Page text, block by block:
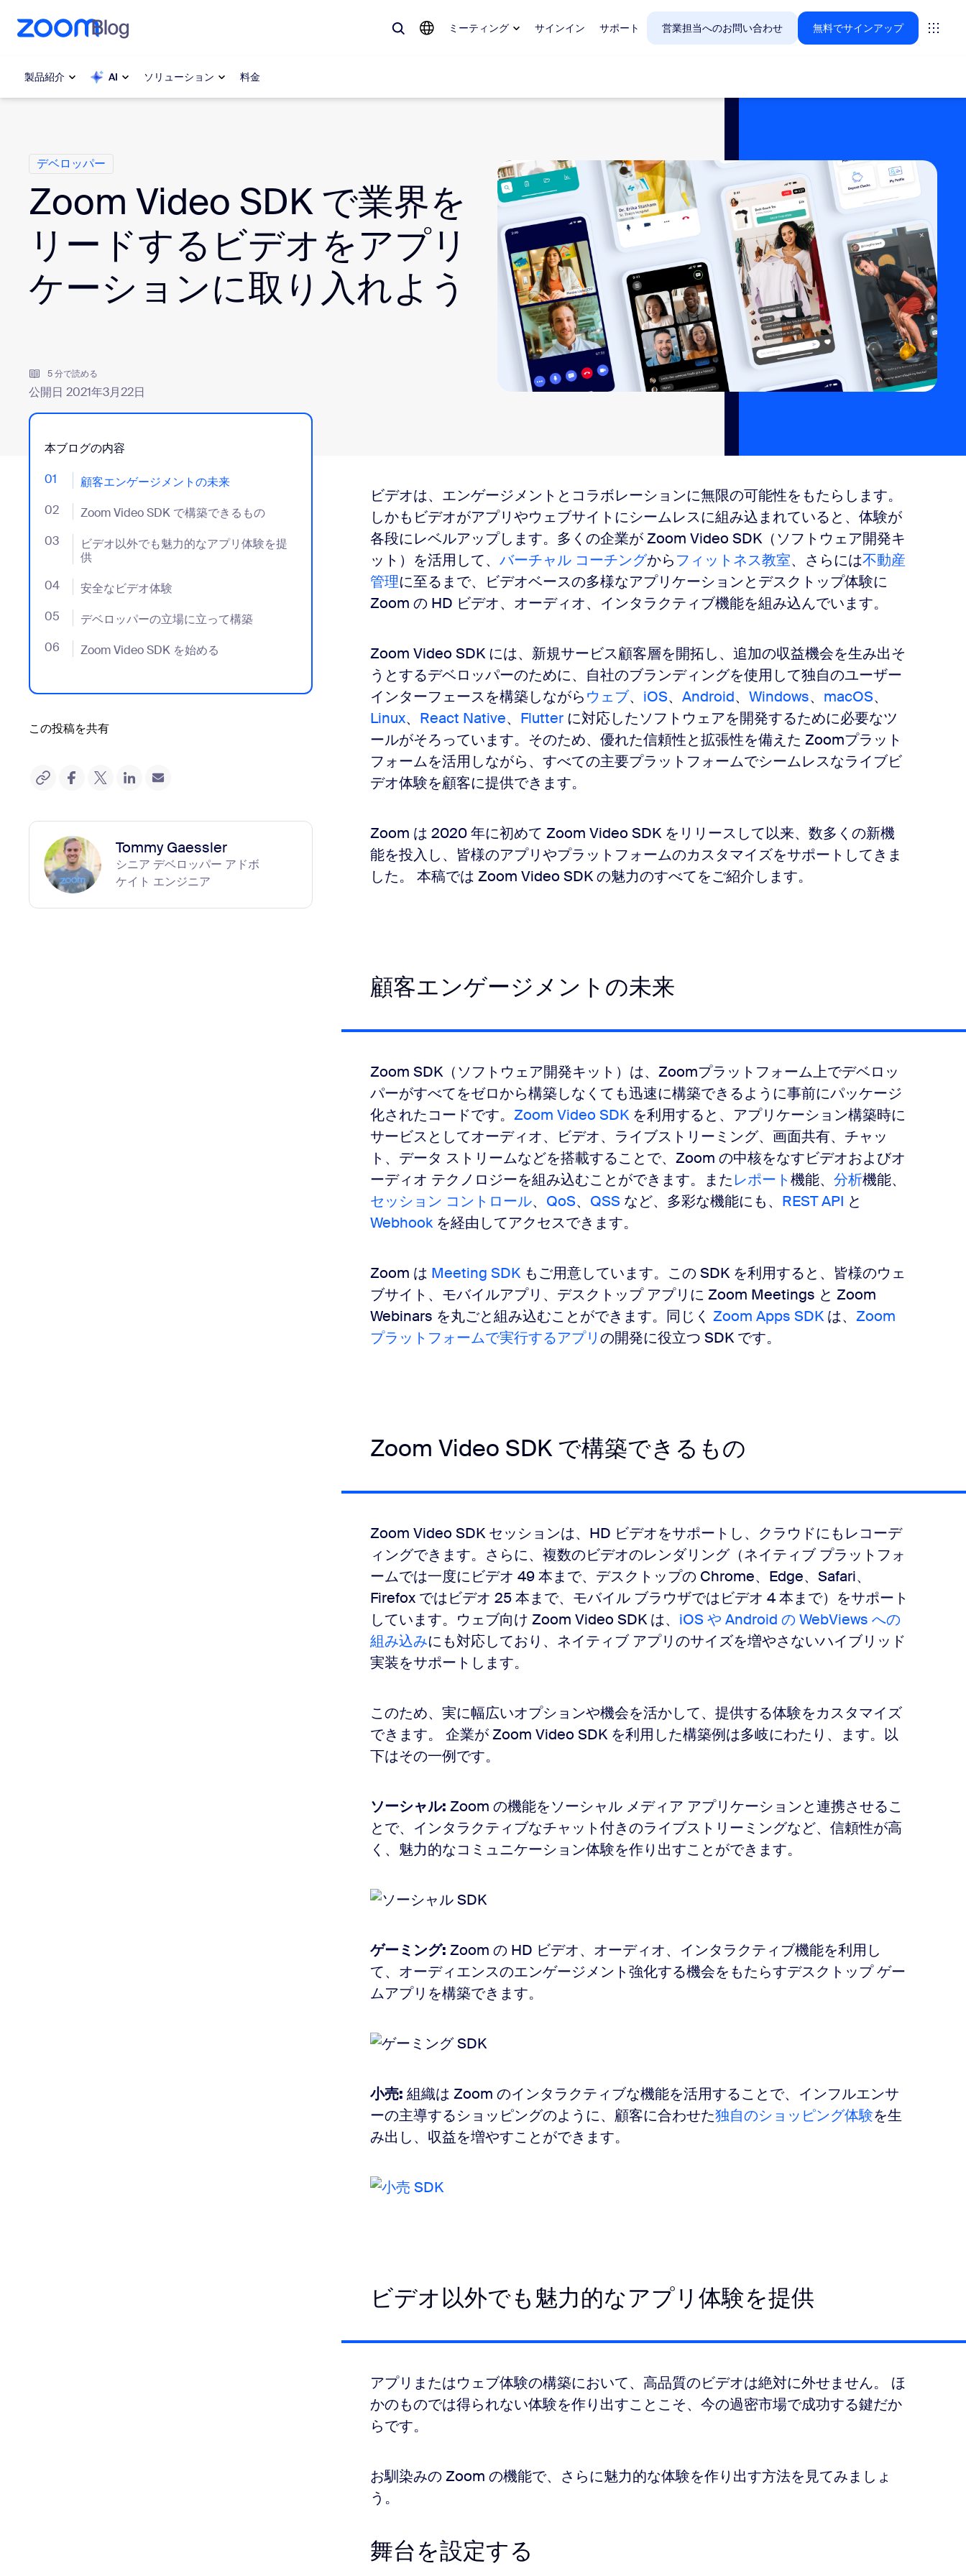
テンツへスキップ
ャットへスキップ
製品紹介 AI ソリューション 料金
ミーティング サインイン サポート 営業担当へのお問い合わせ 無料でサインアップ
Zoom Workplace
Zoomビジネスサービス
Zoom CX
Zoom AI
注目を集めているもの、トレンドになっているもの、話題を呼んでいるもの — Zoomのお客様が今関心を寄せているソリューションをご紹
My Notes ミーティング
ZoomMate ルーム
電話 Canvas
CXインサイト
ダウンロードセンター
カ テ ゴ リ
デベロッパー
Zoom Video SDK で業界を
リードするビデオをアプリ
ケーションに取り入れよう
5 分で読める
公開日 2021年3月22日
本ブログの内容
01 顧客エンゲージメントの未来
- Jumplink to 顧客エンゲージメントの未来
02 Zoom Video SDK で構築できるもの
- Jumplink to Zoom Video SDK で構築できるもの
03
ビデオ以外でも魅力的なアプリ体験を提
供
- Jumplink to ビデオ以外でも魅力的なアプリ体験を提供
04 安全なビデオ体験
- Jumplink to 安全なビデオ体験
05 デベロッパーの立場に立って構築
- Jumplink to デベロッパーの立場に立って構築
06 Zoom Video SDK を始める
- Jumplink to Zoom Video SDK を始める
この投稿を共有
Tommy Gaessler
シニア デベロッパー アドボ
ケイト エンジニア
ビデオは、エンゲージメントとコラボレーションに無限の可能性をもたらします。
しかもビデオがアプリやウェブサイトにシームレスに組み込まれていると、体験が
各段にレベルアップします。多くの企業が Zoom Video SDK（ソフトウェア開発キ
ット）を活用して、 バーチャル コーチングからフィットネス教室、さらには不動産
管理に至るまで、ビデオベースの多様なアプリケーションとデスクトップ体験に
Zoom の HD ビデオ、オーディオ、インタラクティブ機能を組み込んでいます。
Zoom Video SDK には、新規サービス顧客層を開拓し、追加の収益機会を生み出そ
うとするデベロッパーのために、自社のブランディングを使用して独自のユーザー
インターフェースを構築しながらウェブ、 iOS、 Android、 Windows、 macOS、
Linux、 React Native、 Flutterに対応したソフトウェアを開発するために必要なツ
ールがそろっています。そのため、優れた信頼性と拡張性を備えた Zoomプラット
フォームを活用しながら、すべての主要プラットフォームでシームレスなライブビ
デオ体験を顧客に提供できます。
Zoom は 2020 年に初めて Zoom Video SDK をリリースして以来、数多くの新機
能を投入し、皆様のアプリやプラットフォームのカスタマイズをサポートしてきま
した。 本稿では Zoom Video SDK の魅力のすべてをご紹介します。
顧客エンゲージメントの未来
Zoom SDK（ソフトウェア開発キット）は、Zoomプラットフォーム上でデベロッ
パーがすべてをゼロから構築しなくても迅速に構築できるように事前にパッケージ
化されたコードです。 Zoom Video SDKを利用すると、アプリケーション構築時に
サービスとしてオーディオ、ビデオ、ライブストリーミング、画面共有、チャッ
ト、データ ストリームなどを搭載することで、Zoom の中核をなすビデオおよびオ
ーディオ テクノロジーを組み込むことができます。またレポート機能、 分析機能、
セッション コントロール、 QoS、 QSS など、多彩な機能にも、 REST API と
Webhookを経由してアクセスできます。
Zoom は Meeting SDKもご用意しています。この SDK を利用すると、皆様のウェ
ブサイト、モバイルアプリ、デスクトップ アプリに Zoom Meetings と Zoom
Webinars を丸ごと組み込むことができます。同じく Zoom Apps SDKは、 Zoom
プラットフォームで実行するアプリの開発に役立つ SDK です。
Zoom Video SDK で構築できるもの
Zoom Video SDK セッションは、HD ビデオをサポートし、クラウドにもレコーデ
ィングできます。さらに、複数のビデオのレンダリング（ネイティブ プラットフォ
ームでは一度にビデオ 49 本まで、デスクトップの Chrome、Edge、Safari、
Firefox ではビデオ 25 本まで、モバイル ブラウザではビデオ 4 本まで）をサポート
しています。ウェブ向け Zoom Video SDK は、 iOS や Android の WebViews への
組み込みにも対応しており、ネイティブ アプリのサイズを増やさないハイブリッド
実装をサポートします。
このため、実に幅広いオプションや機会を活かして、提供する体験をカスタマイズ
できます。 企業が Zoom Video SDK を利用した構築例は多岐にわたり、ます。以
下はその一例です。
ソーシャル: Zoom の機能をソーシャル メディア アプリケーションと連携させるこ
とで、インタラクティブなチャット付きのライブストリーミングなど、信頼性が高
く、魅力的なコミュニケーション体験を作り出すことができます。
ゲーミング: Zoom の HD ビデオ、オーディオ、インタラクティブ機能を利用し
て、オーディエンスのエンゲージメント強化する機会をもたらすデスクトップ ゲー
ムアプリを構築できます。
小売: 組織は Zoom のインタラクティブな機能を活用することで、インフルエンサ
ーの主導するショッピングのように、顧客に合わせた独自のショッピング体験を生
み出し、収益を増やすことができます。
ビデオ以外でも魅力的なアプリ体験を提供
アプリまたはウェブ体験の構築において、高品質のビデオは絶対に外せません。 ほ
かのものでは得られない体験を作り出すことこそ、今の過密市場で成功する鍵だか
らです。
お馴染みの Zoom の機能で、さらに魅力的な体験を作り出す方法を見てみましょ
う。
舞台を設定する